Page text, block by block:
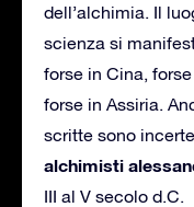
dell’alchimia. Il
scienza si
forse in Cina,
forse in Assiria.
scritte sono
alchimisti
III al V secolo d.C.